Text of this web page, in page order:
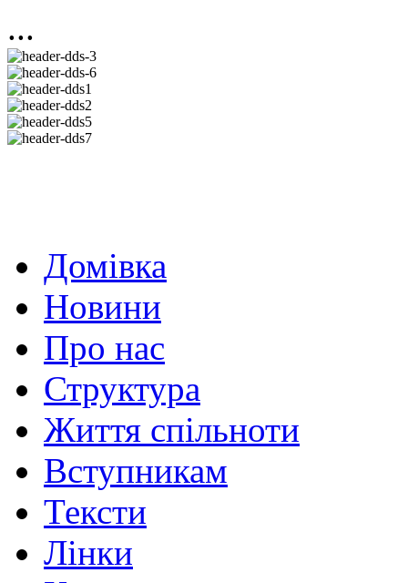
...
Домівка
Новини
Про нас
Структура
Життя спільноти
Вступникам
Тексти
Лінки